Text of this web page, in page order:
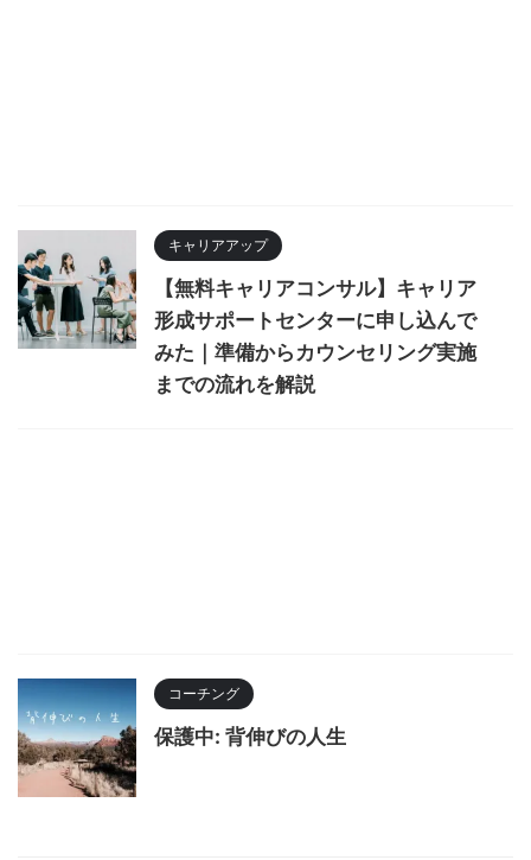
キャリアアップ
【無料キャリアコンサル】キャリア
形成サポートセンターに申し込んで
みた｜準備からカウンセリング実施
までの流れを解説
コーチング
保護中: 背伸びの人生